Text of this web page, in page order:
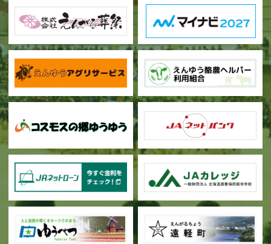
甜菜の播種作業が始まりました